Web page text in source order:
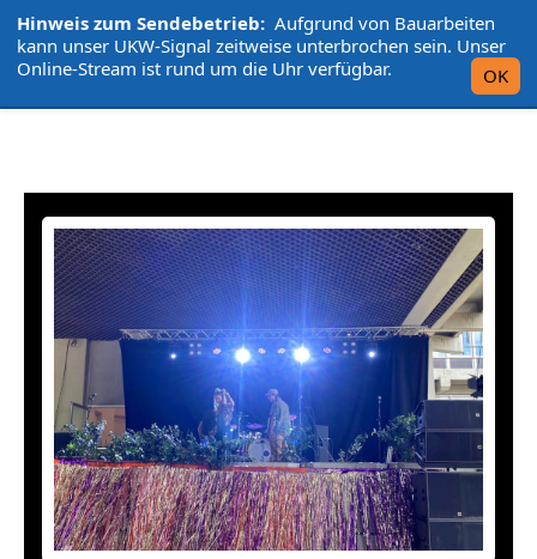
Hinweis zum Sendebetrieb: Aufgrund von Bauarbeiten
kann unser UKW-Signal zeitweise unterbrochen sein. Unser
Online-Stream ist rund um die Uhr verfügbar.
OK
L'UniCo